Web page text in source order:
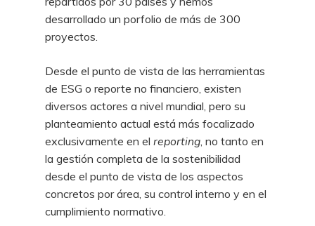
desarrollado un porfolio de más de 300
proyectos.
Desde el punto de vista de las herramientas
de ESG o reporte no financiero, existen
diversos actores a nivel mundial, pero su
planteamiento actual está más focalizado
exclusivamente en el reporting, no tanto en
la gestión completa de la sostenibilidad
desde el punto de vista de los aspectos
concretos por área, su control interno y en el
cumplimiento normativo.